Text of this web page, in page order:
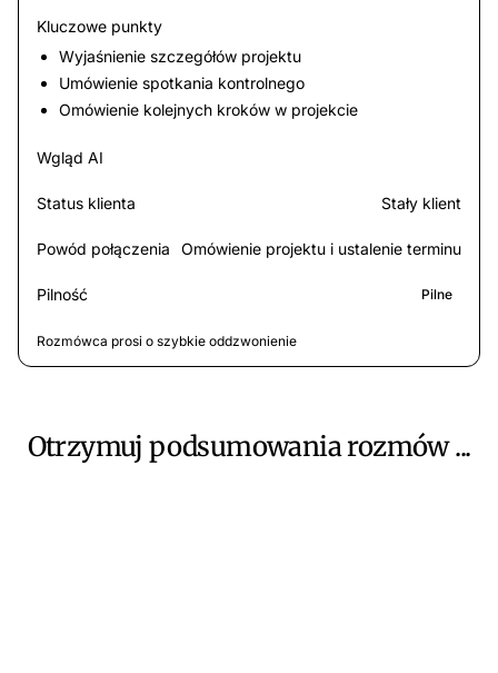
Kluczowe punkty
Wyjaśnienie szczegółów projektu
Umówienie spotkania kontrolnego
Omówienie kolejnych kroków w projekcie
Wgląd AI
Status klienta Stały klient
Powód połączenia Omówienie projektu i ustalenie terminu
Pilność Pilne
Rozmówca prosi o szybkie oddzwonienie
Otrzymuj podsumowania rozmów ...